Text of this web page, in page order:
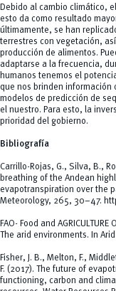
Debido al cambio climático,
esto da como resultado
últimamente, se han
terrestres con vegetación,
producción de alimentos.
adaptarse a la frecuencia,
humanos tenemos el
que nos brinden información
modelos de predicción de
el nuestro. Para esto, la
prioridad del gobierno.
Bibliografía
Carrillo-Rojas, G., Silva, B.,
breathing of the Andean
evapotranspiration over the
Meteorology, 265, 30–47.
FAO- Food and
The arid environments. In
Fisher, J. B., Melton, F.,
F. (2017). The future of
functioning, carbon and